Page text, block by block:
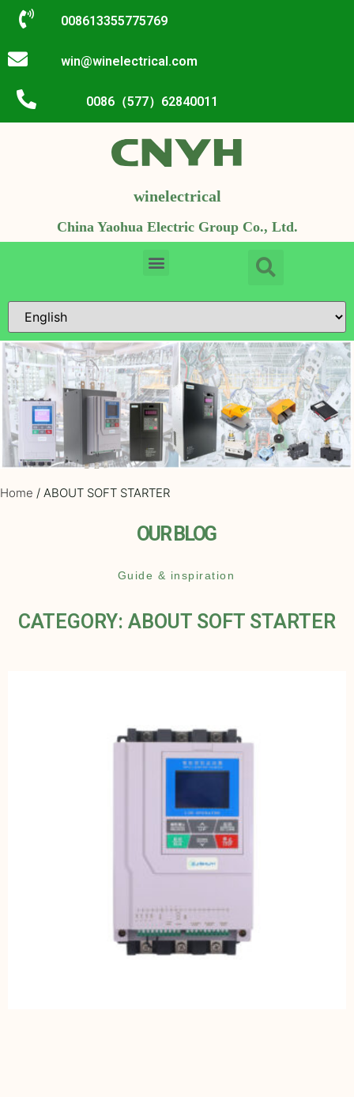
008613355775769
win@winelectrical.com
0086（577）62840011
winelectrical
China Yaohua Electric Group Co., Ltd.
Home / ABOUT SOFT STARTER
OUR BLOG
Guide & inspiration
CATEGORY: ABOUT SOFT STARTER